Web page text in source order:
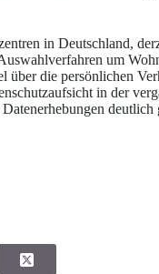
in Deutschland,
um
die persönlichen
in der
deutlich